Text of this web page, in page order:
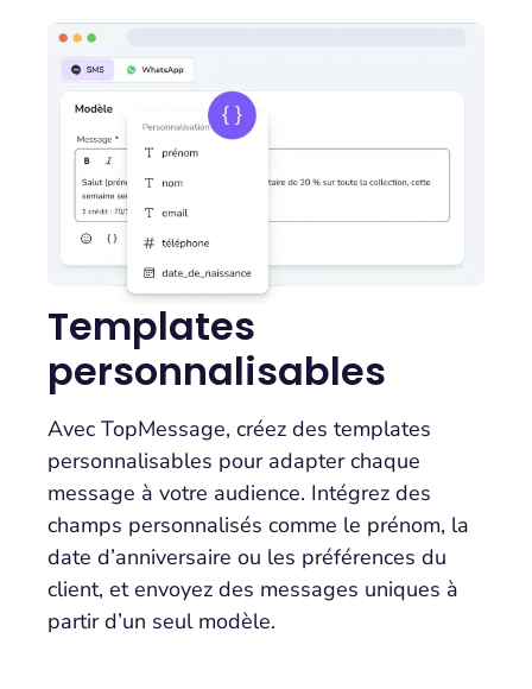
Templates
personnalisables
Avec TopMessage, créez des templates
personnalisables pour adapter chaque
message à votre audience. Intégrez des
champs personnalisés comme le prénom, la
date d’anniversaire ou les préférences du
client, et envoyez des messages uniques à
partir d’un seul modèle.